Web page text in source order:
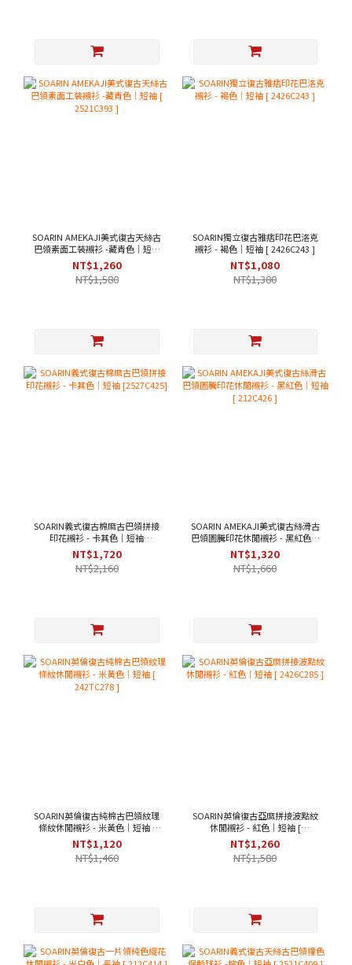
SOARIN AMEKAJI美式復古天絲古
巴領素面工裝襯衫 -藏青色｜短袖
[ 2521C393 ]
NT$1,260
NT$1,580
SOARIN獨立復古雅痞印花巴洛克
襯衫 - 褐色｜短袖 [ 2426C243 ]
NT$1,080
NT$1,380
SOARIN義式復古棉麻古巴領拼接
印花襯衫 - 卡其色｜短袖
[2527C425]
NT$1,720
NT$2,160
SOARIN AMEKAJI美式復古絲滑古
巴領圖騰印花休閒襯衫 - 黑紅色｜
短袖 [ 212C426 ]
NT$1,320
NT$1,660
SOARIN英倫復古純棉古巴領紋理
條紋休閒襯衫 - 米黃色｜短袖 [
242TC278 ]
NT$1,120
NT$1,460
SOARIN英倫復古亞麻拼接波點紋
休閒襯衫 - 紅色｜短袖 [
2426C285 ]
NT$1,260
NT$1,580